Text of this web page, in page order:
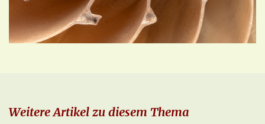
Weitere Artikel zu diesem Thema